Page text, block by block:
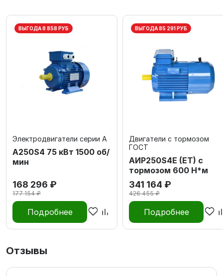
ВЫГОДА 8 858 РУБ
Электродвигатели серии А
А250S4 75 кВт 1500 об/
мин
168 296 ₽
177 154 ₽
Подробнее
ВЫГОДА 85 291 РУБ
Двигатели с тормозом
ГОСТ
АИР250S4E (ET) с
тормозом 600 Н*м
341 164 ₽
426 455 ₽
Подробнее
Отзывы